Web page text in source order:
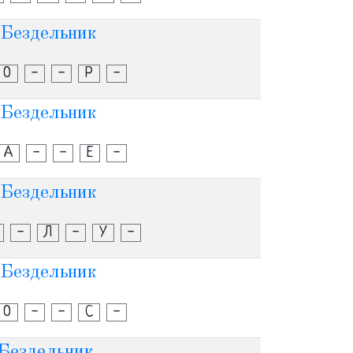
Бездельник
О - - Р -
Бездельник
А - - Е -
Бездельник
- Л - У -
Бездельник
О - - С -